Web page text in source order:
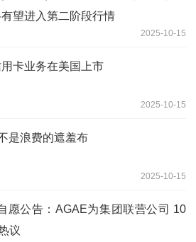
望进入第二阶段行情
2025-10-15
卡业务在美国上市
2025-10-15
是浪费的遮羞布
2025-10-15
愿公告：AGAE为集团联营公司 10
议